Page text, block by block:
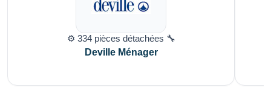
⚙️ 334 pièces détachées 🔧
Deville Ménager